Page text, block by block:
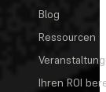
Blog
Ressourcen
Ihren ROI